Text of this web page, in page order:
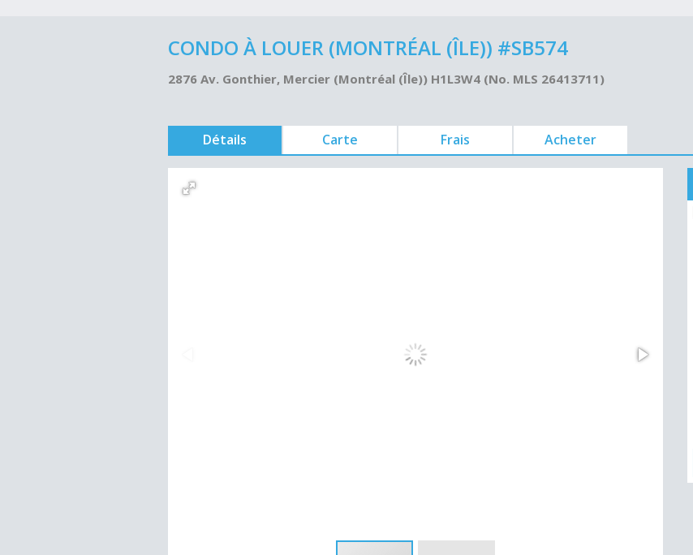
CONDO À LOUER (MONTRÉAL (ÎLE)) #SB574
2876 Av. Gonthier, Mercier (Montréal (Île)) H1L3W4 (No. MLS 26413711)
Détails Carte Frais Acheter